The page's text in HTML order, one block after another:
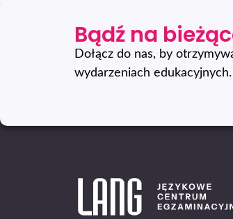
Bądź na
Dołącz do nas, by
wydarzeniach edukacyjnych.